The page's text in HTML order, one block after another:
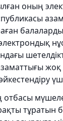
оның
жоқ
отбасы
тұратын